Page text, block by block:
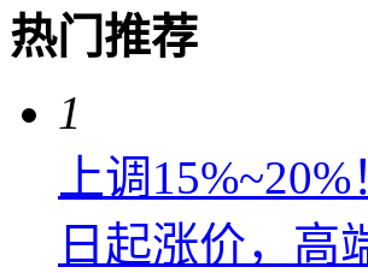
热门推荐
1
上调
日起涨价，高